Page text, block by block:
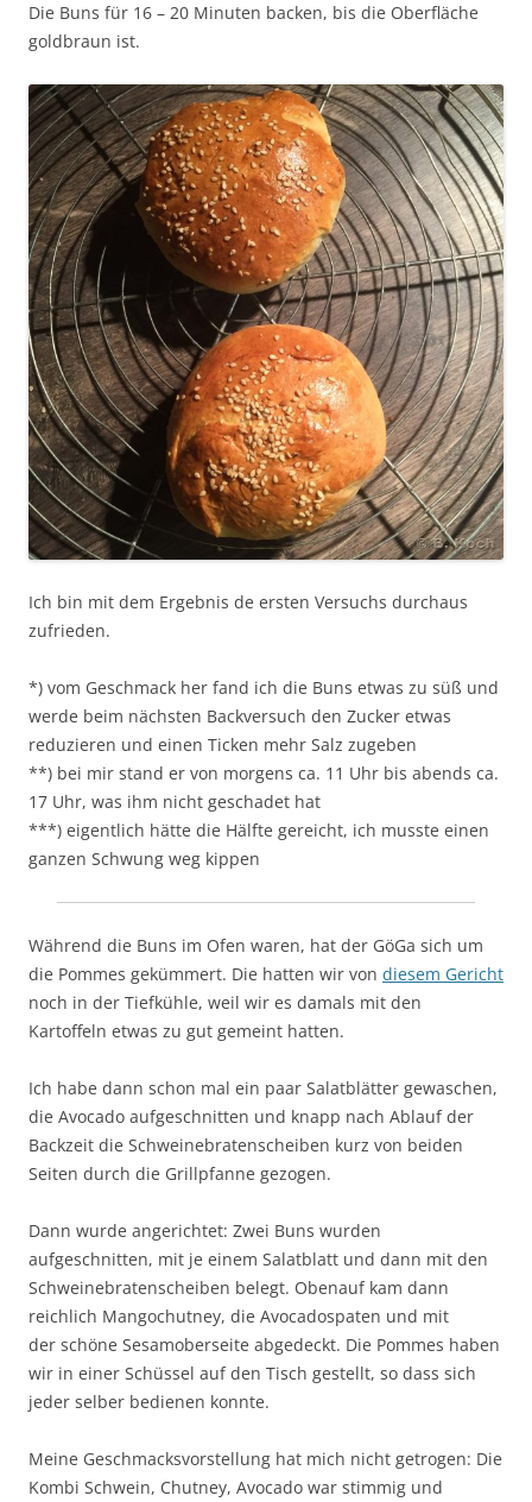
Die Buns für 16 – 20 Minuten backen, bis die Oberfläche
goldbraun ist.
Ich bin mit dem Ergebnis de ersten Versuchs durchaus
zufrieden.
*) vom Geschmack her fand ich die Buns etwas zu süß und
werde beim nächsten Backversuch den Zucker etwas
reduzieren und einen Ticken mehr Salz zugeben
**) bei mir stand er von morgens ca. 11 Uhr bis abends ca.
17 Uhr, was ihm nicht geschadet hat
***) eigentlich hätte die Hälfte gereicht, ich musste einen
ganzen Schwung weg kippen
Während die Buns im Ofen waren, hat der GöGa sich um
die Pommes gekümmert. Die hatten wir von diesem Gericht
noch in der Tiefkühle, weil wir es damals mit den
Kartoffeln etwas zu gut gemeint hatten.
Ich habe dann schon mal ein paar Salatblätter gewaschen,
die Avocado aufgeschnitten und knapp nach Ablauf der
Backzeit die Schweinebratenscheiben kurz von beiden
Seiten durch die Grillpfanne gezogen.
Dann wurde angerichtet: Zwei Buns wurden
aufgeschnitten, mit je einem Salatblatt und dann mit den
Schweinebratenscheiben belegt. Obenauf kam dann
reichlich Mangochutney, die Avocadospaten und mit
der schöne Sesamoberseite abgedeckt. Die Pommes haben
wir in einer Schüssel auf den Tisch gestellt, so dass sich
jeder selber bedienen konnte.
Meine Geschmacksvorstellung hat mich nicht getrogen: Die
Kombi Schwein, Chutney, Avocado war stimmig und